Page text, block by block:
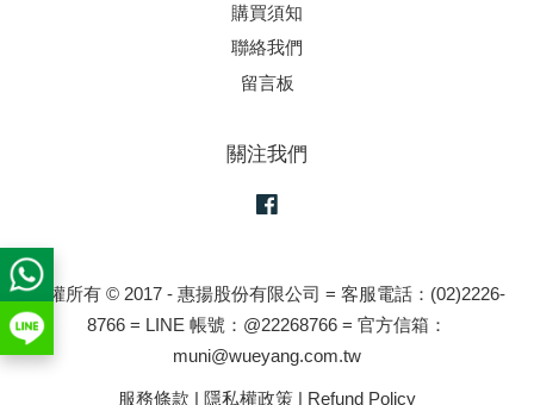
購買須知
聯絡我們
留言板
關注我們
版權所有 © 2017 - 惠揚股份有限公司 = 客服電話：(02)2226-
8766 = LINE 帳號：@22268766 = 官方信箱：
muni@wueyang.com.tw
服務條款 | 隱私權政策 | Refund Policy